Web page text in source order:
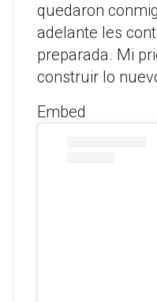
quedaron
adelante les
preparada. Mi
construir lo
Embed